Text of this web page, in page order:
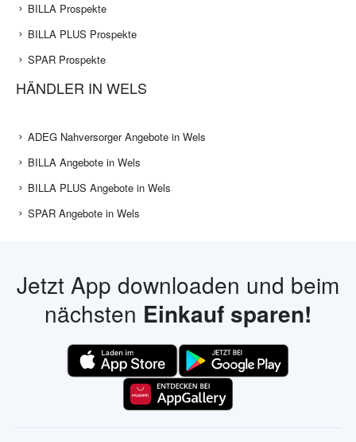
BILLA Prospekte
BILLA PLUS Prospekte
SPAR Prospekte
HÄNDLER IN WELS
ADEG Nahversorger Angebote in Wels
BILLA Angebote in Wels
BILLA PLUS Angebote in Wels
SPAR Angebote in Wels
Jetzt App downloaden und beim
nächsten Einkauf sparen!